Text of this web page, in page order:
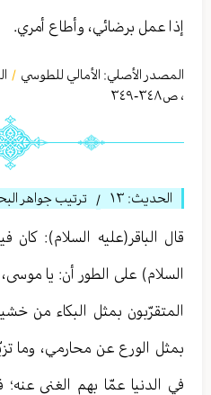
إذا عمل برضائي، وأطاع أمري.
المصدر الأصلي: الأمالي للطوسي /
، ص٣٤٨-٣٤٩
الحديث: ١٣ / ترتيب جواهر
قال الباقر(عليه السلام): كان
السلام) على الطور أن: يا
المتقرّبون بمثل البكاء من
بمثل الورع عن محارمي، وما
في الدنيا عمّا بهم الغنى